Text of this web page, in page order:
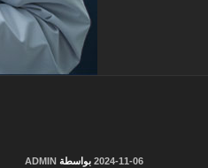
نُشر
2024-11-06 بواسطة ADMIN